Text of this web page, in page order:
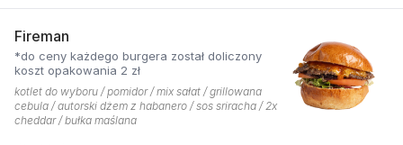
Fireman
*do ceny każdego burgera został doliczony
koszt opakowania 2 zł
kotlet do wyboru / pomidor / mix sałat / grillowana
cebula / autorski dżem z habanero / sos sriracha / 2x
cheddar / bułka maślana